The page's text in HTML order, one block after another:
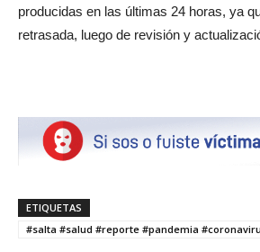
producidas en las últimas 24 horas, ya
retrasada, luego de revisión y
ETIQUETAS
#salta #salud #reporte #pandemia